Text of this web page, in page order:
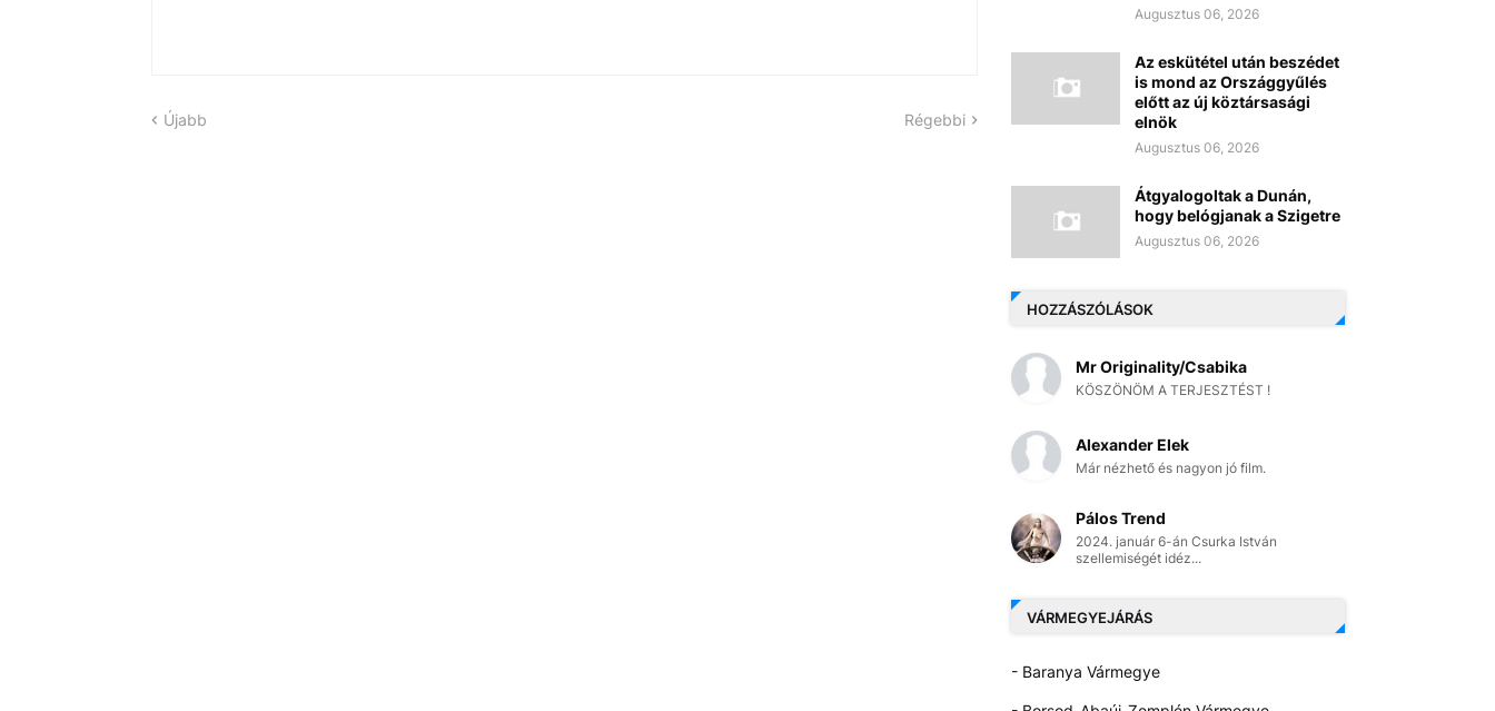
Újabb Régebbi
Augusztus 06, 2026
Az eskütétel után beszédet
is mond az Országgyűlés
előtt az új köztársasági
elnök
Augusztus 06, 2026
Átgyalogoltak a Dunán,
hogy belógjanak a Szigetre
Augusztus 06, 2026
HOZZÁSZÓLÁSOK
Mr Originality/Csabika
KÖSZÖNÖM A TERJESZTÉST !
Alexander Elek
Már nézhető és nagyon jó film.
Pálos Trend
2024. január 6-án Csurka István
szellemiségét idéz...
VÁRMEGYEJÁRÁS
- Baranya Vármegye